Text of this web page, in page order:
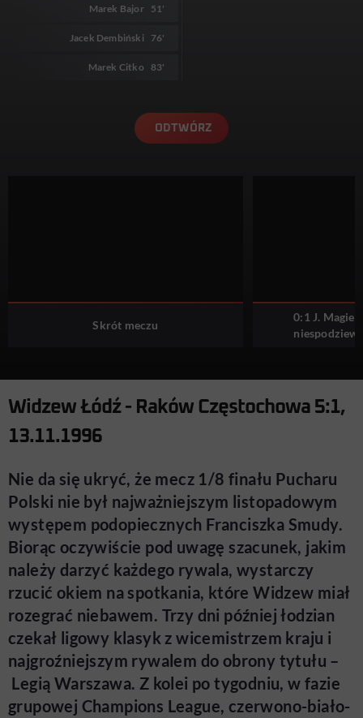
Marek Bajor 51'
Jacek Dembiński 76'
Marek Citko 83'
ODTWÓRZ
Skrót meczu
0:1 J.
Widzew Łódź - Raków Częstochowa 5:1,
13.11.1996
Nie da się ukryć, że mecz 1/8 finału Pucharu
Polski nie był najważniejszym listopadowym
występem podopiecznych Franciszka Smudy.
Biorąc oczywiście pod uwagę szacunek, jakim
należy darzyć każdego rywala, wystarczy
rzucić okiem na spotkania, które Widzew miał
rozegrać niebawem. Trzy dni później łodzian
czekał ligowy klasyk z wicemistrzem kraju i
najgroźniejszym rywalem do obrony tytułu –
Legią Warszawa. Z kolei po tygodniu, w fazie
grupowej Champions League, czerwono-biało-